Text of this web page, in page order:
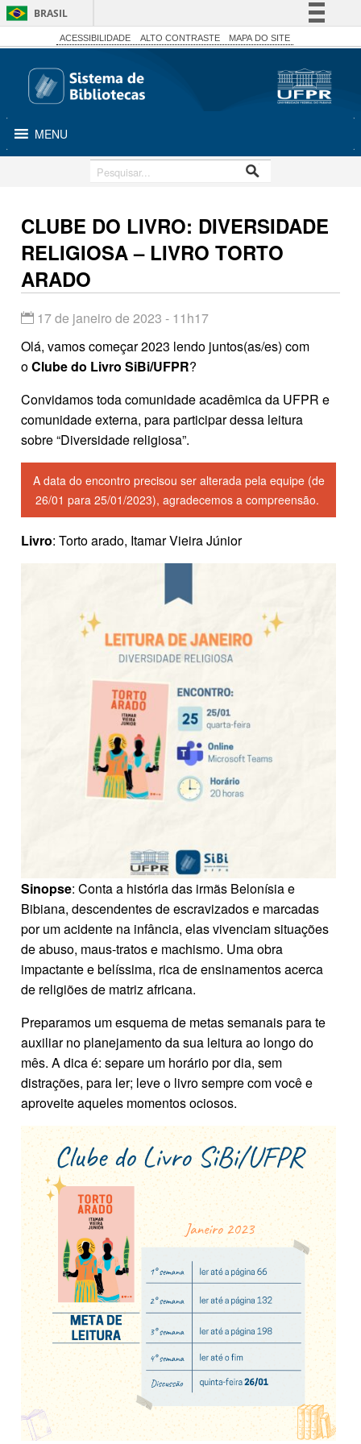
BRASIL
Simplifique!
Canais
ACESSIBILIDADE ALTO CONTRASTE MAPA DO SITE
MENU
CLUBE DO LIVRO: DIVERSIDADE
RELIGIOSA – LIVRO TORTO
ARADO
17 de janeiro de 2023 - 11h17
Olá, vamos começar 2023 lendo juntos(as/es) com
oClube do Livro SiBi/UFPR?
Convidamos toda comunidade acadêmica da UFPR e
comunidade externa, para participar dessa leitura
sobre “Diversidade religiosa”.
A data do encontro precisou ser alterada pela equipe (de
26/01 para 25/01/2023), agradecemos a compreensão.
Livro: Torto arado, Itamar Vieira Júnior
Sinopse: Conta a história das irmãs Belonísia e
Bibiana, descendentes de escravizados e marcadas
por um acidente na infância, elas vivenciam situações
de abuso, maus-tratos e machismo. Uma obra
impactante e belíssima, rica de ensinamentos acerca
de religiões de matriz africana.
Preparamos um esquema de metas semanais para te
auxiliar no planejamento da sua leitura ao longo do
mês. A dica é: separe um horário por dia, sem
distrações, para ler; leve o livro sempre com você e
aproveite aqueles momentos ociosos.